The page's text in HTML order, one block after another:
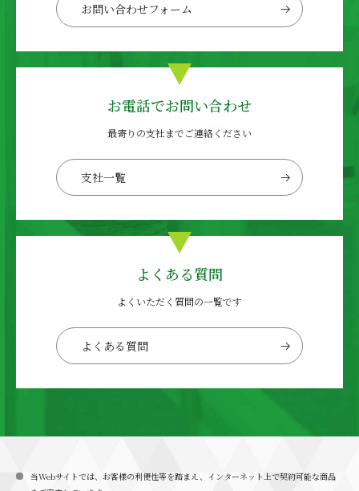
お問い合わせフォーム
お電話でお問い合わせ
最寄りの支社までご連絡ください
支社一覧
よくある質問
よくいただく質問の一覧です
よくある質問
当Webサイトでは、お客様の利便性等を踏まえ、インターネット上で契約可能な商品